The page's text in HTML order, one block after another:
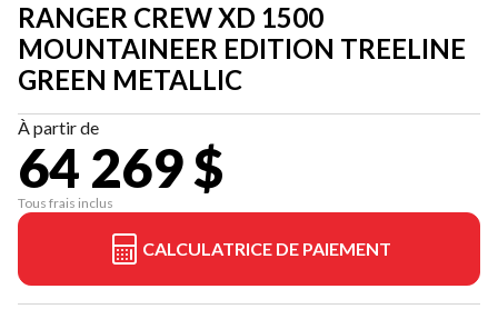
RANGER CREW XD 1500
MOUNTAINEER EDITION TREELINE
GREEN METALLIC
À partir de
64 269 $
Tous frais inclus
CALCULATRICE DE PAIEMENT